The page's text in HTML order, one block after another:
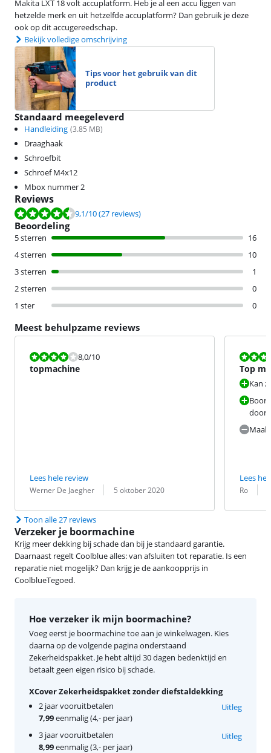
Makita LXT 18 volt accuplatform. Heb je al een accu liggen van
hetzelde merk en uit hetzelfde accuplatform? Dan gebruik je deze
ook op dit accugereedschap.
Bekijk volledige omschrijving
Tips voor het gebruik van dit
product
Standaard meegeleverd
Handleiding (3.85 MB)
Draaghaak
Schroefbit
Schroef M4x12
Mbox nummer 2
Reviews
Beoordeling is 9,1 van de 10, gebaseerd op 27 reviews.
9,1/10(27 reviews)
Beoordeling
5 sterren
16
4 sterren
10
3 sterren
1
2 sterren
0
1 ster
0
Meest behulpzame reviews
Beoordeling is 8,0 van de 10.
8,0/10
topmachine
Lees hele review
Beoordeling door:
Werner De Jaegher
Datum: 5 oktober 2020
Top
Kan
Boort
Lees
Ro
Datum:
Toon alle 27 reviews
Verzeker je boormachine
Krijg meer dekking bij schade dan bij je standaard garantie.
Daarnaast regelt Coolblue alles: van afsluiten tot reparatie. Is een
reparatie niet mogelijk? Dan krijg je de aankoopprijs in
CoolblueTegoed.
Hoe verzeker ik mijn boormachine?
Voeg eerst je boormachine toe aan je winkelwagen. Kies
daarna op de volgende pagina onderstaand
Zekerheidspakket. Je hebt altijd 30 dagen bedenktijd en
betaalt geen eigen risico bij schade.
XCover Zekerheidspakket zonder diefstaldekking
2 jaar vooruitbetalen
7,99eenmalig (4,- per jaar)
Uitleg
3 jaar vooruitbetalen
8,99eenmalig (3,- per jaar)
Uitleg